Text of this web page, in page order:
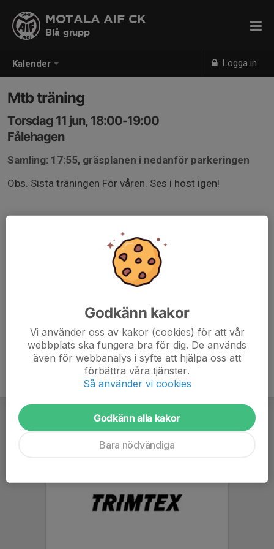
Kalender Logga in
MOTALA AIF CK
Blå grupp
Mtb träning
Torsdag 11 jun, 18:00-19:00
Fålehagen
Samling: 17:55, gräsplanen i nedanför parkeringen
Obs. Sista träningen För våren. Ses i höst igen!
humör. Se till att barnen har telefonnummer till målsman
Om ni har barn som får åka hem själva, vänligen skriv
Godkänn kakor
Vi använder oss av kakor (cookies) för att vår
webbplats ska fungera bra för dig. De används
även för webbanalys i syfte att hjälpa oss att
förbättra våra tjänster.
Så använder vi cookies
Godkänn alla kakor
Bara nödvändiga